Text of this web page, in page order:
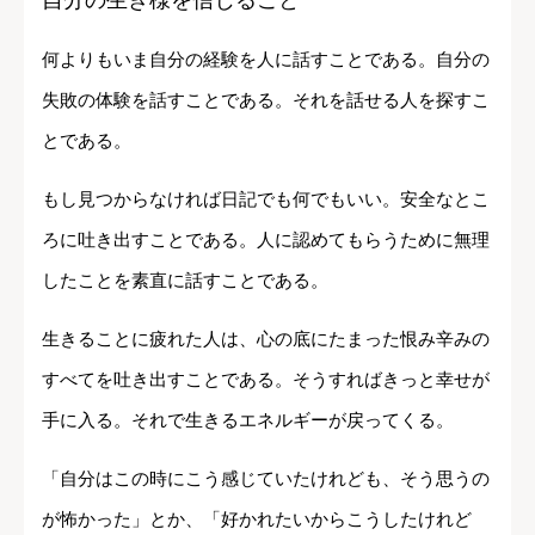
何よりもいま自分の経験を人に話すことである。自分の
失敗の体験を話すことである。それを話せる人を探すこ
とである。
もし見つからなければ日記でも何でもいい。安全なとこ
ろに吐き出すことである。人に認めてもらうために無理
したことを素直に話すことである。
生きることに疲れた人は、心の底にたまった恨み辛みの
すべてを吐き出すことである。そうすればきっと幸せが
手に入る。それで生きるエネルギーが戻ってくる。
「自分はこの時にこう感じていたけれども、そう思うの
が怖かった」とか、「好かれたいからこうしたけれど